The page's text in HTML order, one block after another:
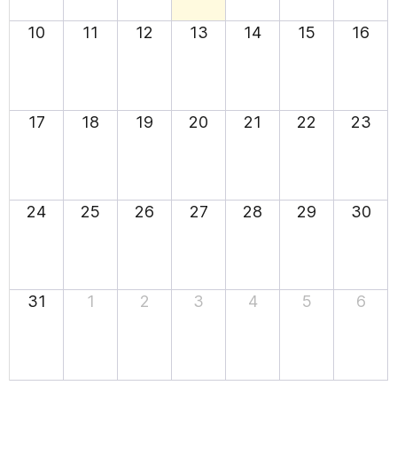
10 11 12 13 14 15 16
17 18 19 20 21 22 23
24 25 26 27 28 29 30
31 1 2 3 4 5 6